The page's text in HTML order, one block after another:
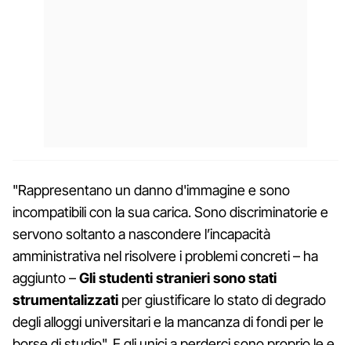
"Rappresentano un danno d'immagine e sono
incompatibili con la sua carica. Sono discriminatorie e
servono soltanto a nascondere l’incapacità
amministrativa nel risolvere i problemi concreti – ha
aggiunto –Gli studenti stranieri sono stati
strumentalizzati per giustificare lo stato di degrado
degli alloggi universitari e la mancanza di fondi per le